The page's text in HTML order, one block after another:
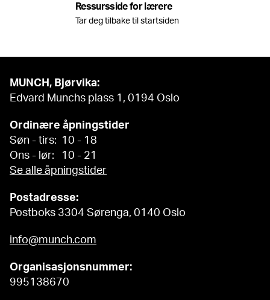
Ressursside for lærere
Tar deg tilbake til startsiden
MUNCH, Bjørvika:
Edvard Munchs plass 1, 0194 Oslo
Ordinære åpningstider
Søn - tirs: 10 - 18
Ons - lør: 10 - 21
Se alle åpningstider
Postadresse:
Postboks 3304 Sørenga, 0140 Oslo
info@munch.com
Organisasjonsnummer:
995138670